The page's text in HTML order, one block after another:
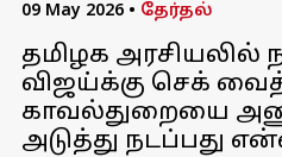
09 May 2026 • தேர்தல்
தமிழக அரசியலில்
விஜய்க்கு செக்
காவல்துறையை
அடுத்து நடப்பது